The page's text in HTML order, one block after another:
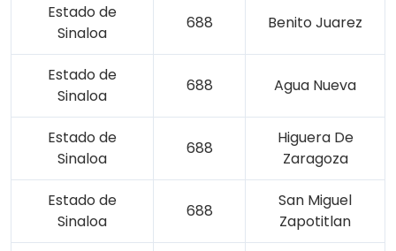
Estado de
Sinaloa
688 Benito Juarez
Estado de
Sinaloa
688 Agua Nueva
Estado de
Sinaloa
688
Higuera De
Zaragoza
Estado de
Sinaloa
688
San Miguel
Zapotitlan